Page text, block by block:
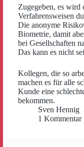
Zugegeben, es wird
Verfahrensweisen
Die anonyme
Biometrie, damit
bei Gesellschaften
Das kann es nicht
Kollegen, die so
machen es für alle
Kunde eine
bekommen.
Sven Hennig
1 Kommentar